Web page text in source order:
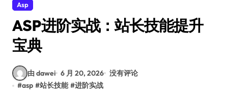
Asp
ASP进阶实战：站长技能提升
宝典
由 dawei 6 月 20, 2026 没有评论
#asp #站长技能 #进阶实战